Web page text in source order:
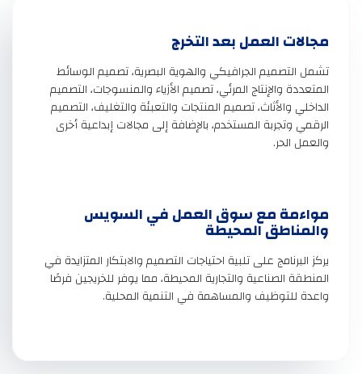
مجالات العمل بعد التخرج
تشمل التصميم الجرافيكي والهوية البصرية، تصميم الوسائط
المتعددة والإنتاج المرئي، تصميم الأزياء والمنسوجات، التصميم
الداخلي والأثاث، تصميم المنتجات والتعبئة والتغليف، التصميم
الرقمي وتجربة المستخدم، بالإضافة إلى مجالات إبداعية أخرى
والعمل الحر.
مواءمة مع سوق العمل في السويس
والمناطق المحيطة
يركز البرنامج على تلبية احتياجات التصميم والابتكار المتزايدة في
المنطقة الصناعية والتجارية المحيطة، مما يوفر للخريجين فرصًا
واعدة للتوظيف والمساهمة في التنمية المحلية.